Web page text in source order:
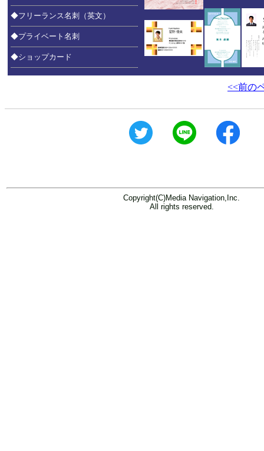
◆フリーランス名刺（英文）
◆プライベート名刺
◆ショップカード
<<前の
Copyright(C)Media Navigation,Inc.
All rights reserved.